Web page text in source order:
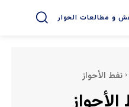
و مطالعات الحوار
نفط الأحواز